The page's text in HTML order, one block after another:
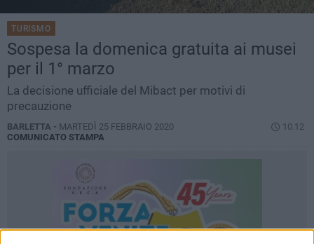
TURISMO
Sospesa la domenica gratuita ai musei
per il 1° marzo
La decisione ufficiale del Mibact per motivi di
precauzione
BARLETTA - MARTEDÌ 25 FEBBRAIO 2020
10.12
COMUNICATO STAMPA